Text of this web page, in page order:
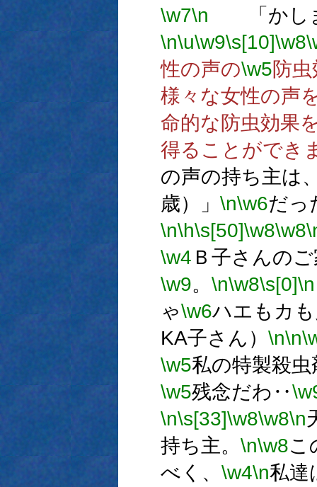
\w7\n 「かし
\n\u\w9\s[10]\w8
性の声の\w5防
様々な女性の声
命的な防虫効果
得ることができ
の声の持ち主は
歳）」 \n\w6だっ
\n\h\s[50]\w8\w8
\w4 Ｂ子さんの
\w9。 \n\w8\s[0]\n
ゃ\w6ハエもカ
KA子さん） \n\n
\w5私の特製殺虫
\w5残念だわ‥
\n\s[33]\w8\w8\n
持ち主。 \n\w8こ
べく、 \w4\n私達